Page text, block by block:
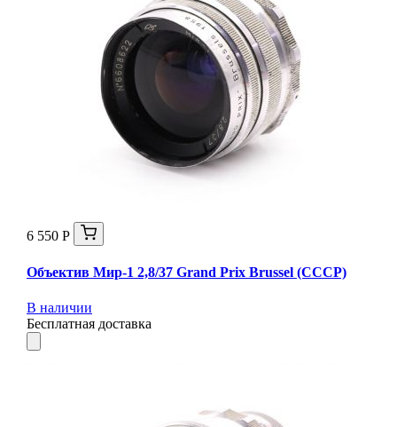
6 550 Р
Объектив Мир-1 2,8/37 Grand Prix Brussel (СССР)
В наличии
Бесплатная доставка